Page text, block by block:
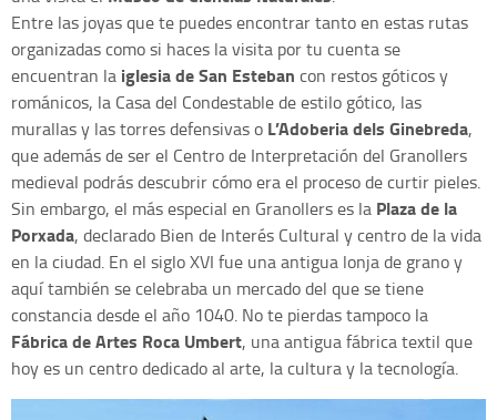
Entre las joyas que te puedes encontrar tanto en estas rutas
organizadas como si haces la visita por tu cuenta se
encuentran la iglesia de San Esteban con restos góticos y
románicos, la Casa del Condestable de estilo gótico, las
murallas y las torres defensivas o L’Adoberia dels Ginebreda,
que además de ser el Centro de Interpretación del Granollers
medieval podrás descubrir cómo era el proceso de curtir pieles.
Sin embargo, el más especial en Granollers es la Plaza de la
Porxada, declarado Bien de Interés Cultural y centro de la vida
en la ciudad. En el siglo XVI fue una antigua lonja de grano y
aquí también se celebraba un mercado del que se tiene
constancia desde el año 1040. No te pierdas tampoco la
Fábrica de Artes Roca Umbert, una antigua fábrica textil que
hoy es un centro dedicado al arte, la cultura y la tecnología.